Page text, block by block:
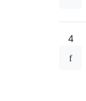
4